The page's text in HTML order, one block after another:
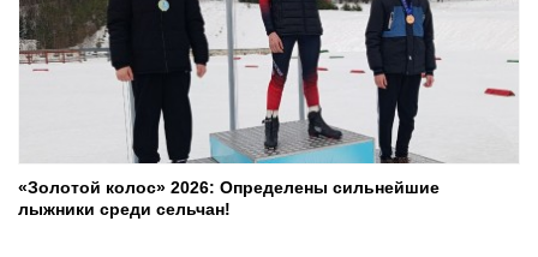
«Золотой колос» 2026: Определены сильнейшие
лыжники среди сельчан!